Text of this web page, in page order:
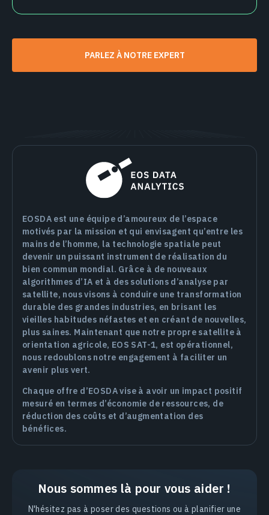
PARLEZ À NOTRE EXPERT
EOSDA est une équipe d’amoureux de l’espace
motivés par la mission et qui envisagent qu’entre les
mains de l’homme, la technologie spatiale peut
devenir un puissant instrument de réalisation du
bien commun mondial. Grâce à de nouveaux
algorithmes d’IA et à des solutions d’analyse par
satellite, nous visons à conduire une transformation
durable des grandes industries, en brisant les
vieilles habitudes néfastes et en créant de nouvelles,
plus saines. Maintenant que notre propre satellite à
orientation agricole, EOS SAT-1, est opérationnel,
nous redoublons notre engagement à faciliter un
avenir plus vert.
Chaque offre d’EOSDA vise à avoir un impact positif
mesuré en termes d’économie de ressources, de
réduction des coûts et d’augmentation des
bénéfices.
Nous sommes là pour vous aider !
N'hésitez pas à poser des questions ou à planifier une